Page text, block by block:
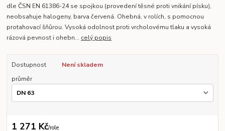
dle ČSN EN 61386-24 se spojkou (provedení těsné proti vnikání písku),
neobsahuje halogeny, barva červená. Ohebná, v rolích, s pomocnou
protahovací šňůrou. Vysoká odolnost proti vrcholovému tlaku a vysoká
rázová pevnost i ohebn... celý popis
Dostupnost
Není skladem
průměr
1 271 Kč/role